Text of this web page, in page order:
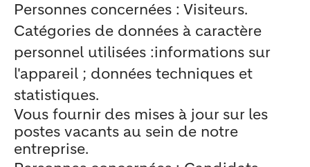
Personnes concernées : Visiteurs.
Catégories de données à caractère
personnel utilisées :informations sur
l'appareil ; données techniques et
statistiques.
Vous fournir des mises à jour sur les
postes vacants au sein de notre
entreprise.